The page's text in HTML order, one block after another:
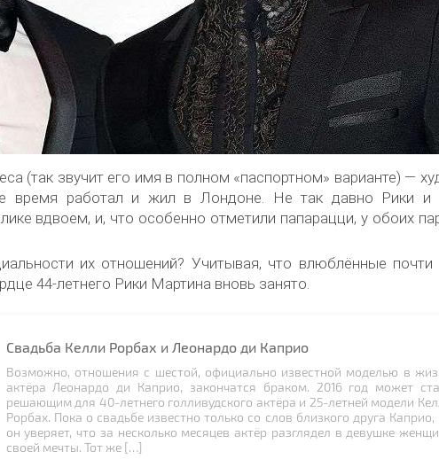
(так звучит его имя в полном «паспортном» варианте) —
время работал и жил в Лондоне. Не так давно Рики и
вдвоем, и, что особенно отметили папарацци, у обоих
их отношений? Учитывая, что влюблённые почти
44-летнего Рики Мартина вновь занято.
Свадьба Келли Рорбах и Леонардо ди Каприо
Возможно, отношения с шестой, официально известной моделью в
актёра Леонардо ди Каприо, закончатся браком. 2016 год может
решающим для 40-летнего голливудского актёра и 25-летней модели
Рорбах. Пока о свадьбе известно только со слов близкого друга Каприо,
он уверяет, что за несколько месяцев актёр разглядел в девушке
своей мечты. Тот же […]